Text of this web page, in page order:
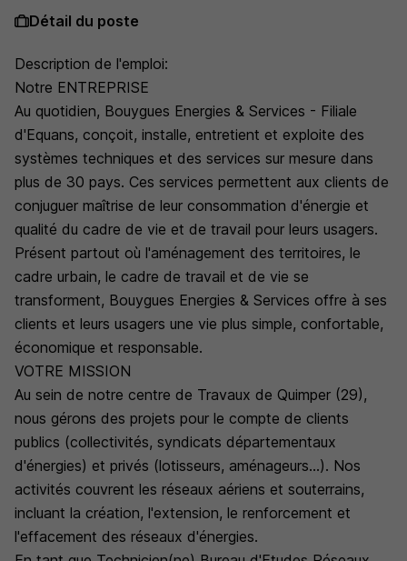
Détail du poste
Description de l'emploi:
Notre ENTREPRISE
Au quotidien, Bouygues Energies & Services - Filiale
d'Equans, conçoit, installe, entretient et exploite des
systèmes techniques et des services sur mesure dans
plus de 30 pays. Ces services permettent aux clients de
conjuguer maîtrise de leur consommation d'énergie et
qualité du cadre de vie et de travail pour leurs usagers.
Présent partout où l'aménagement des territoires, le
cadre urbain, le cadre de travail et de vie se
transforment, Bouygues Energies & Services offre à ses
clients et leurs usagers une vie plus simple, confortable,
économique et responsable.
VOTRE MISSION
Au sein de notre centre de Travaux de Quimper (29),
nous gérons des projets pour le compte de clients
publics (collectivités, syndicats départementaux
d'énergies) et privés (lotisseurs, aménageurs...). Nos
activités couvrent les réseaux aériens et souterrains,
incluant la création, l'extension, le renforcement et
l'effacement des réseaux d'énergies.